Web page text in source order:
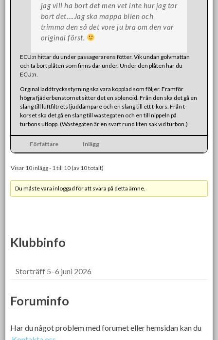
jag vill ha bort det men vet inte hur jag tar
bort det….Jag ska mappa bilen och
trimma den så det vore ju bra om den var
original först.
ECU:n hittar du under passagerarens fötter. Vik undan golvmattan
och ta bort plåten som finns där under. Under den plåten har du
ECU:n.
Orginal laddtrycksstyrning ska vara kopplad som följer. Framför
högra fjäderbenstornet sitter det en solenoid. Från den ska det gå en
slang till luftfiltrets ljuddämpare och en slang till ett t-kors. Från t-
korset ska det gå en slang till wastegaten och en till nippeln på
turbons utlopp. (Wastegaten är en svart rund liten sak vid turbon.)
Författare Inlägg
Visar 10 inlägg - 1 till 10 (av 10 totalt)
Du måste vara inloggad för att svara på detta ämne.
Klubbinfo
Storträff 5–6 juni 2026
Foruminfo
Har du något problem med forumet eller hemsidan kan du